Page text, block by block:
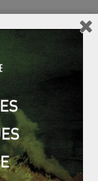
proche ?
des paradis
ils n’ont pas